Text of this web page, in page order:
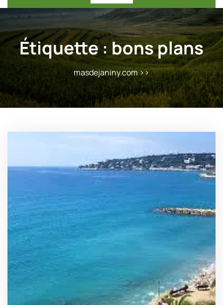
Étiquette :bons plans
masdejaniny.com>>